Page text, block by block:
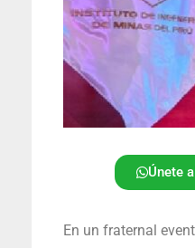
Únete
En un fraternal